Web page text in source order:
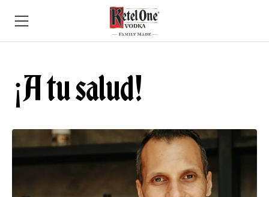
¡A tu salud!